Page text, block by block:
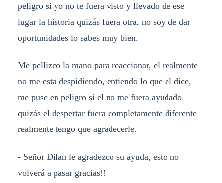
peligro si yo no te fuera visto y llevado de ese
lugar la historia quizás fuera otra, no soy de dar
oportunidades lo sabes muy bien.
Me pellizco la mano para reaccionar, el realmente
no me esta despidiendo, entiendo lo que el dice,
me puse en peligro si el no me fuera ayudado
quizás el despertar fuera completamente diferente
realmente tengo que agradecerle.
- Señor Dilan le agradezco su ayuda, esto no
volverá a pasar gracias!!